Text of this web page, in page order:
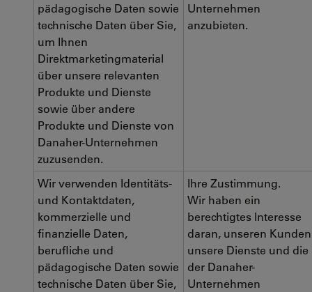
pädagogische Daten sowie
technische Daten über Sie,
um Ihnen
Direktmarketingmaterial
über unsere relevanten
Produkte und Dienste
sowie über andere
Produkte und Dienste von
Danaher-Unternehmen
zuzusenden.
Unternehmen
anzubieten.
Wir verwenden Identitäts-
und Kontaktdaten,
kommerzielle und
finanzielle Daten,
berufliche und
pädagogische Daten sowie
technische Daten über Sie,
Ihre Zustimmung.
Wir haben ein
berechtigtes Interesse
daran, unseren Kunden
unsere Dienste und die
der Danaher-
Unternehmen